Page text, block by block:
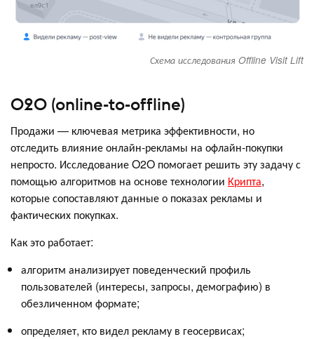
Схема исследования Offline Visit Lift
O2O (online-to-offline)
Продажи — ключевая метрика эффективности, но
отследить влияние онлайн-рекламы на офлайн-покупки
непросто. Исследование O2O помогает решить эту задачу с
помощью алгоритмов на основе технологии Крипта,
которые сопоставляют данные о показах рекламы и
фактических покупках.
Как это работает:
алгоритм анализирует поведенческий профиль
пользователей (интересы, запросы, демографию) в
обезличенном формате;
определяет, кто видел рекламу в геосервисах;